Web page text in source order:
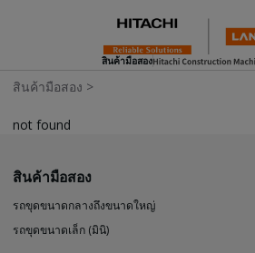
สินค้ามือสอง
สินค้ามือสอง >
not found
สินค้ามือสอง
รถขุดขนาดกลางถึงขนาดใหญ่
รถขุดขนาดเล็ก (มินิ)